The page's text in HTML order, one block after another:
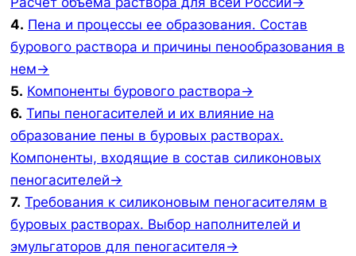
4. Пена и процессы ее образования. Состав
бурового раствора и причины пенообразования в
нем→
5. Компоненты бурового раствора→
6. Типы пеногасителей и их влияние на
образование пены в буровых растворах.
Компоненты, входящие в состав силиконовых
пеногасителей→
7. Требования к силиконовым пеногасителям в
буровых растворах. Выбор наполнителей и
эмульгаторов для пеногасителя→